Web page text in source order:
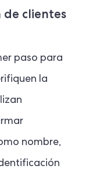
clientes
paso para
la
nombre,